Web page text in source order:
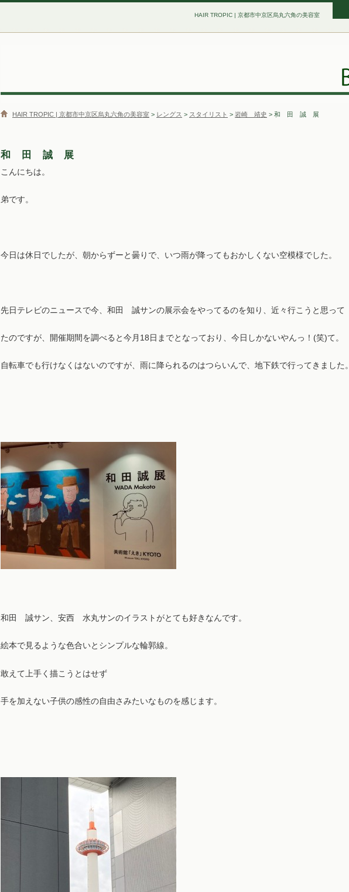
HAIR TROPIC | 京都市中京区烏丸六角の美容室
HAIR TROPIC | 京都市中京区烏丸六角の美容室 > レングス > スタイリスト > 岩崎 靖史 > 和 田 誠 展
和 田 誠 展
こんにちは。
弟です。
今日は休日でしたが、朝からずーと曇りで、いつ雨が降ってもおかしくない空模様でした。
先日テレビのニュースで今、和田 誠サンの展示会をやってるのを知り、近々行こうと思って
たのですが、開催期間を調べると今月18日までとなっており、今日しかないやんっ！(笑)て。
自転車でも行けなくはないのですが、雨に降られるのはつらいんで、地下鉄で行ってきました。
和田 誠サン、安西 水丸サンのイラストがとても好きなんです。
絵本で見るような色合いとシンプルな輪郭線。
敢えて上手く描こうとはせず
手を加えない子供の感性の自由さみたいなものを感じます。